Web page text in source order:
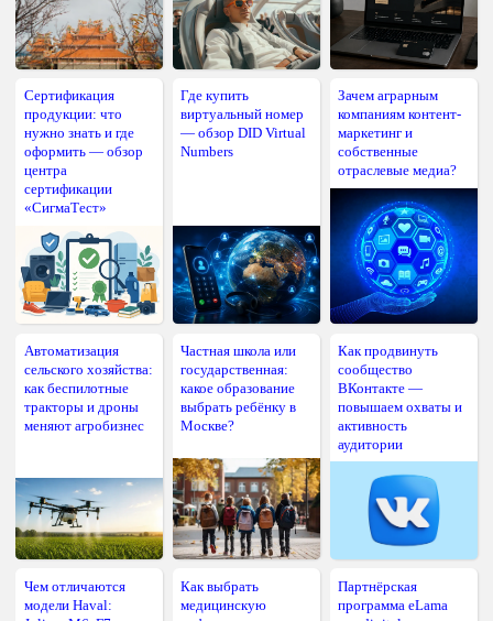
Сертификация
продукции: что
нужно знать и где
оформить — обзор
центра
сертификации
«СигмаТест»
Где купить
виртуальный номер
— обзор DID Virtual
Numbers
Зачем аграрным
компаниям контент-
маркетинг и
собственные
отраслевые медиа?
Автоматизация
сельского хозяйства:
как беспилотные
тракторы и дроны
меняют агробизнес
Частная школа или
государственная:
какое образование
выбрать ребёнку в
Москве?
Как продвинуть
сообщество
ВКонтакте —
повышаем охваты и
активность
аудитории
Чем отличаются
модели Haval:
Как выбрать
медицинскую
Партнёрская
программа eLama